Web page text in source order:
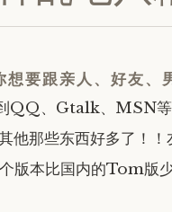
要跟亲人、好友、
QQ、Gtalk、MSN
那些东西好多了！！
本比国内的Tom版少